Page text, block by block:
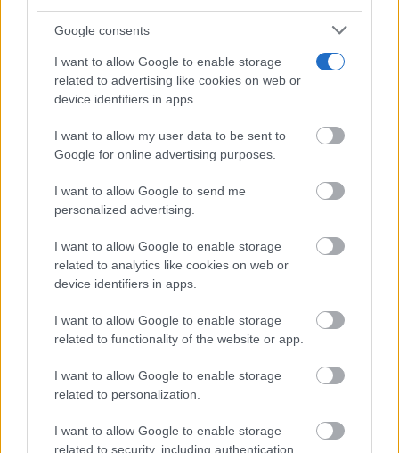
Google consents
I want to allow Google to enable storage
related to advertising like cookies on web or
device identifiers in apps.
I want to allow my user data to be sent to
Google for online advertising purposes.
I want to allow Google to send me
personalized advertising.
I want to allow Google to enable storage
related to analytics like cookies on web or
device identifiers in apps.
I want to allow Google to enable storage
related to functionality of the website or app.
I want to allow Google to enable storage
related to personalization.
I want to allow Google to enable storage
related to security, including authentication
y busca ingenieros para sus...
08/08/2026
No necesitamos una unión así
08/08/2026
La DGT cambia los adelantamientos desde
el 1 de octubre: así...
08/08/2026
Un entretenido podcast recoge las vivencias
de la última edición de...
08/08/2026